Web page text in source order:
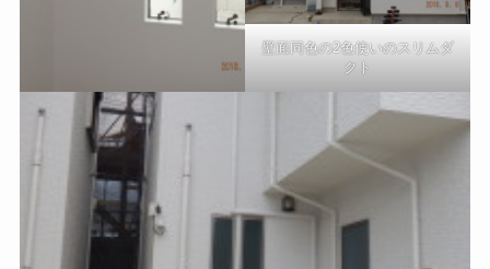
壁面同色の2色使いのスリムダ
クト